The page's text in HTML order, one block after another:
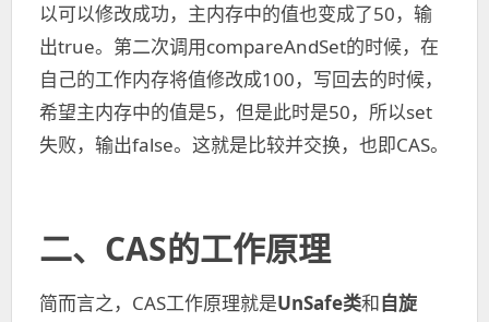
以可以修改成功，主内存中的值也变成了50，输
出true。第二次调用compareAndSet的时候，在
自己的工作内存将值修改成100，写回去的时候，
希望主内存中的值是5，但是此时是50，所以set
失败，输出false。这就是比较并交换，也即CAS。
二、CAS的工作原理
简而言之，CAS工作原理就是UnSafe类和自旋